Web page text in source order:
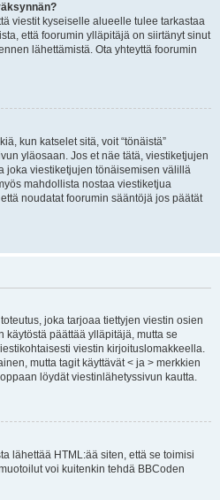
viestit kyseiselle alueelle tulee tarkastaa
että foorumin ylläpitäjä on siirtänyt sinut
lähettämistä. Ota yhteyttä foorumin
kun katselet sitä, voit “tönäistä”
yläosaan. Jos et näe tätä, viestiketjujen
joka viestiketjujen tönäisemisen välillä
mahdollista nostaa viestiketjua
noudatat foorumin sääntöjä jos päätät
joka tarjoaa tiettyjen viestin osien
päättää ylläpitäjä, mutta se
viestin kirjoituslomakkeella.
mutta tagit käyttävät < ja > merkkien
löydät viestinlähetyssivun kautta.
lähettää HTML:ää siten, että se toimisi
voi kuitenkin tehdä BBCoden